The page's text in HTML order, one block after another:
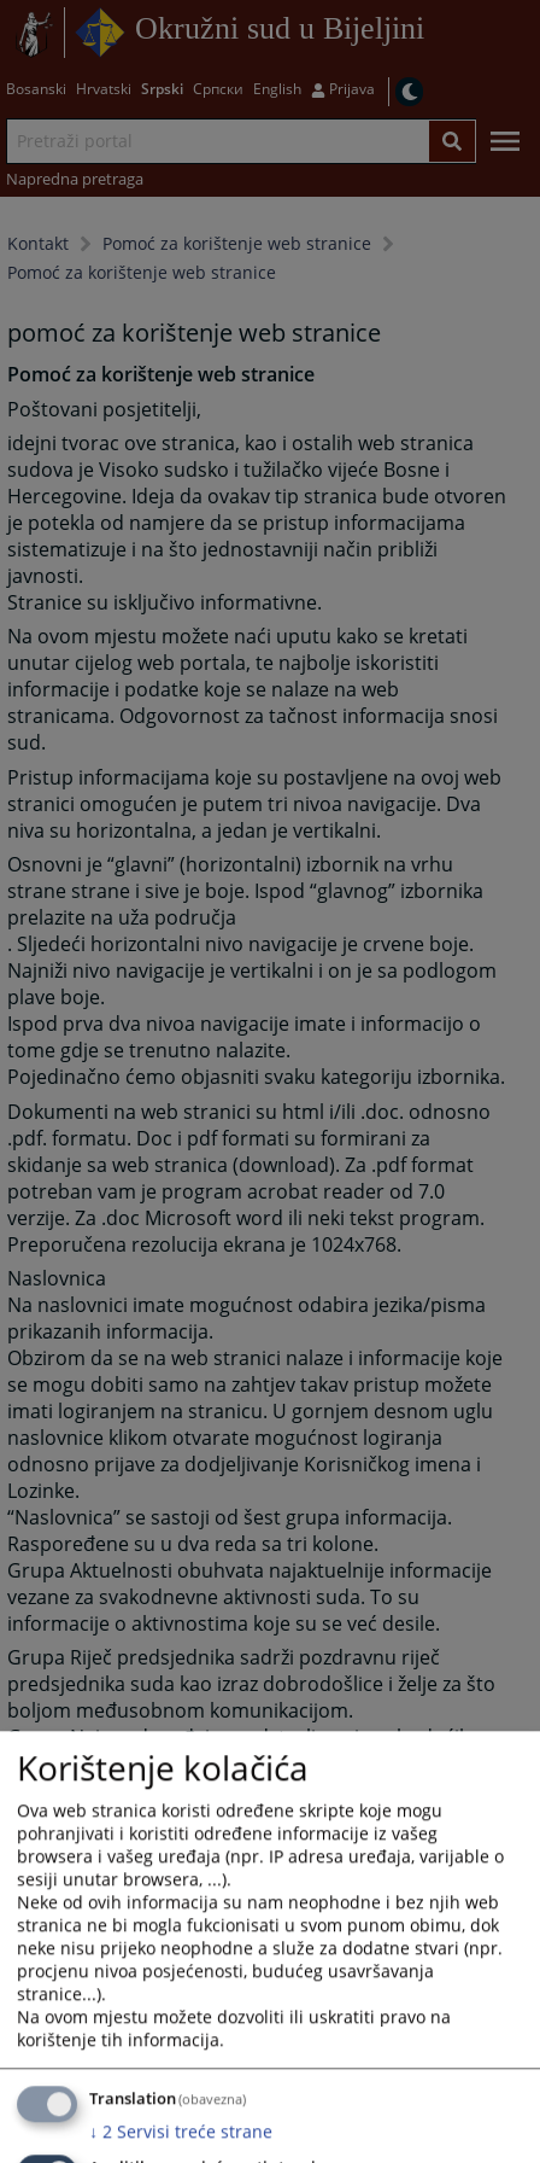
Okružni sud u Bijeljini
Bosanski Hrvatski Srpski Српски English Prijava
Napredna pretraga
Kontakt
Pomoć za korištenje web stranice
Pomoć za korištenje web stranice
pomoć za korištenje web stranice
Pomoć za korištenje web stranice
Poštovani posjetitelji,
idejni tvorac ove stranica, kao i ostalih web stranica
sudova je Visoko sudsko i tužilačko vijeće Bosne i
Hercegovine. Ideja da ovakav tip stranica bude otvoren
je potekla od namjere da se pristup informacijama
sistematizuje i na što jednostavniji način približi
javnosti.
Stranice su isključivo informativne.
Na ovom mjestu možete naći uputu kako se kretati
unutar cijelog web portala, te najbolje iskoristiti
informacije i podatke koje se nalaze na web
stranicama. Odgovornost za tačnost informacija snosi
sud.
Pristup informacijama koje su postavljene na ovoj web
stranici omogućen je putem tri nivoa navigacije. Dva
niva su horizontalna, a jedan je vertikalni.
Osnovni je “glavni” (horizontalni) izbornik na vrhu
strane strane i sive je boje. Ispod “glavnog” izbornika
prelazite na uža područja
. Sljedeći horizontalni nivo navigacije je crvene boje.
Najniži nivo navigacije je vertikalni i on je sa podlogom
plave boje.
Ispod prva dva nivoa navigacije imate i informacijo o
tome gdje se trenutno nalazite.
Pojedinačno ćemo objasniti svaku kategoriju izbornika.
Dokumenti na web stranici su html i/ili .doc. odnosno
.pdf. formatu. Doc i pdf formati su formirani za
skidanje sa web stranica (download). Za .pdf format
potreban vam je program acrobat reader od 7.0
verzije. Za .doc Microsoft word ili neki tekst program.
Preporučena rezolucija ekrana je 1024x768.
Naslovnica
Na naslovnici imate mogućnost odabira jezika/pisma
prikazanih informacija.
Obzirom da se na web stranici nalaze i informacije koje
se mogu dobiti samo na zahtjev takav pristup možete
imati logiranjem na stranicu. U gornjem desnom uglu
naslovnice klikom otvarate mogućnost logiranja
odnosno prijave za dodjeljivanje Korisničkog imena i
Lozinke.
“Naslovnica” se sastoji od šest grupa informacija.
Raspoređene su u dva reda sa tri kolone.
Grupa Aktuelnosti obuhvata najaktuelnije informacije
vezane za svakodnevne aktivnosti suda. To su
informacije o aktivnostima koje su se već desile.
Grupa Riječ predsjednika sadrži pozdravnu riječ
predsjednika suda kao izraz dobrodošlice i želje za što
boljom međusobnom komunikacijom.
Grupa Najava događaja predstavlja najavu budućih
događanja važnih za sud sa datumom događanja.
Grupa često postavljana pitanja prikazuje pitanja i
odgovore koji su najčešće postavljana sudu, a vezana
su za rad suda ili druge aktivnosti vezane za sam sud.
Grupa Raspored suđenja prikazuje detaljne informacije
o suđenjima u sudu za određeni vremenski period.
Grupa Vijesti iz pravosuđa obuhvata informacije koje
su vezane za pravosuđe BiH u cjelini.
Unutar svih grupa starije novosti i informacije osim
onih koje su na naslovnici nisu zbrisane. Klikom na riječ
“više” prebaciti će vas arhivu aktuelnosti ili drugih
informacija.
Rad suda
Klikom na Rad suda otvoriti će vam se web stranicama
Korištenje kolačića
Ova web stranica koristi određene skripte koje mogu
pohranjivati i koristiti određene informacije iz vašeg
browsera i vašeg uređaja (npr. IP adresa uređaja, varijable o
sesiji unutar browsera, ...).
Neke od ovih informacija su nam neophodne i bez njih web
stranica ne bi mogla fukcionisati u svom punom obimu, dok
neke nisu prijeko neophodne a služe za dodatne stvari (npr.
procjenu nivoa posjećenosti, budućeg usavršavanja
stranice...).
Na ovom mjestu možete dozvoliti ili uskratiti pravo na
korištenje tih informacija.
Translation(obavezna)
↓ 2 Servisi treće strane